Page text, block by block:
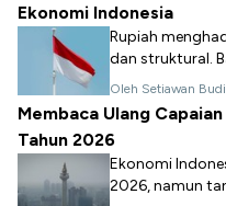
Ekonomi Indonesia
Rupiah
dan struktural.
Oleh Setiawan
Membaca Ulang
Tahun 2026
Ekonomi
2026, namun